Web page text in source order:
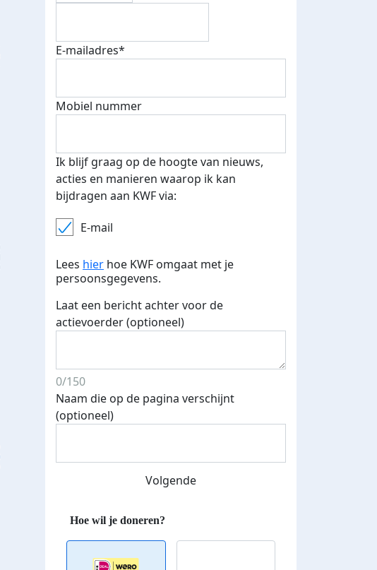
E-mailadres*
Mobiel nummer
Ik blijf graag op de hoogte van nieuws,
acties en manieren waarop ik kan
bijdragen aan KWF via:
E-mail
Lees hier hoe KWF omgaat met je
persoonsgegevens.
Laat een bericht achter voor de
actievoerder (optioneel)
0/150
Naam die op de pagina verschijnt
(optioneel)
Volgende